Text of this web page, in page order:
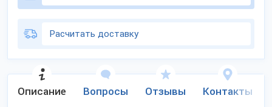
Расчитать доставку
Описание Вопросы Отзывы Контакты